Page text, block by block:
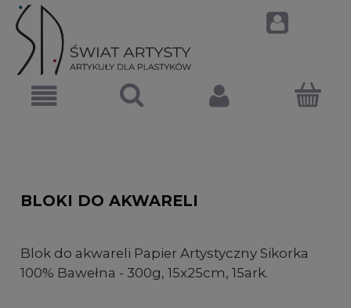
BLOKI DO AKWARELI
Blok do akwareli Papier Artystyczny Sikorka
100% Bawełna - 300g, 15x25cm, 15ark.